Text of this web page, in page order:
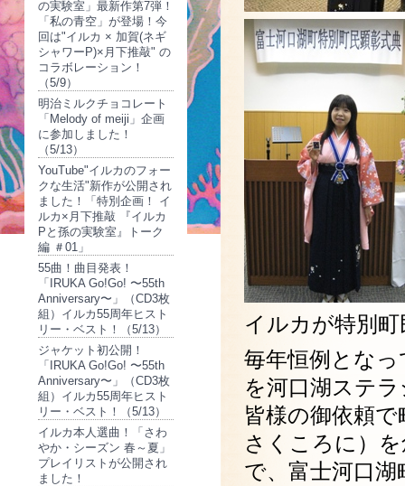
の実験室」最新作第7弾！
「私の青空」が登場！今
回は"イルカ × 加賀(ネギ
シャワーP)×月下推敲" の
コラボレーション！
（5/9）
明治ミルクチョコレート
「Melody of meiji」企画
に参加しました！
（5/13）
YouTube"イルカのフォー
クな生活"新作が公開され
ました！「特別企画！ イ
ルカ×月下推敲 『イルカ
Pと孫の実験室』トーク
編 ＃01」
55曲！曲目発表！
「IRUKA Go!Go! 〜55th
Anniversary〜」（CD3枚
組）イルカ55周年ヒスト
リー・ベスト！（5/13）
ジャケット初公開！
「IRUKA Go!Go! 〜55th
Anniversary〜」（CD3枚
組）イルカ55周年ヒスト
リー・ベスト！（5/13）
イルカ本人選曲！「さわ
やか・シーズン 春～夏」
プレイリストが公開され
ました！
イルカが特別
毎年恒例とな
を河口湖ステ
皆様の御依頼
さくころに）
で、富士河口